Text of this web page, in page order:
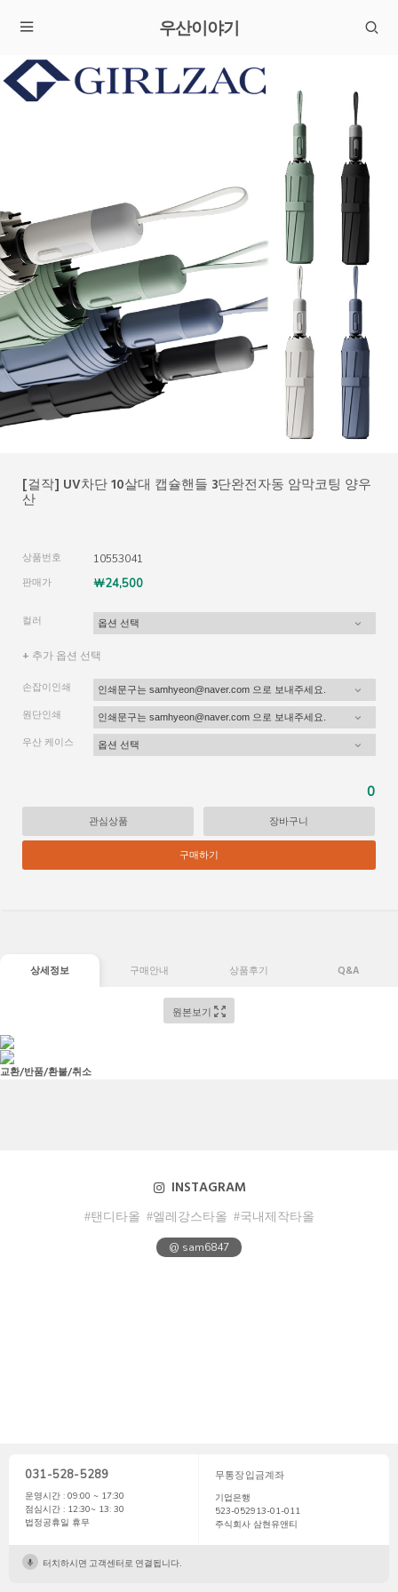
우산이야기
[걸작] UV차단 10살대 캡슐핸들 3단완전자동 암막코팅 양우
산
상품번호 10553041
판매가 ￦24,500
컬러
+ 추가 옵션 선택
손잡이인쇄
원단인쇄
우산 케이스
0
관심상품 장바구니
구매하기
상세정보 구매안내 상품후기 Q&A
원본보기
교환/반품/환불/취소
INSTAGRAM
#탠디타올 #엘레강스타올 #국내제작타올
@ sam6847
031-528-5289
운영시간 : 09:00 ~ 17:30
점심시간 : 12:30~ 13: 30
법정공휴일 휴무
무통장입금계좌
기업은행
523-052913-01-011
주식회사 삼현유앤티
터치하시면 고객센터로 연결됩니다.